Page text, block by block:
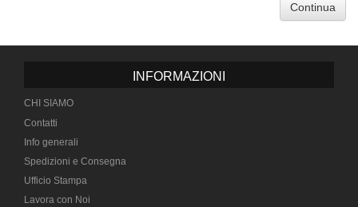
Continua
INFORMAZIONI
CHI SIAMO
Contatti
Info generali
Spedizioni e Consegna
Ufficio Stampa
Lavora con Noi